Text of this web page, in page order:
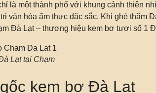
là một thành phố với khung cảnh thiên
văn hóa ẩm thực đặc sắc. Khi ghé thăm
Đà Lạt – thương hiệu kem bơ tươi số 1
Lạt tại Chạm
kem bơ Đà Lạt